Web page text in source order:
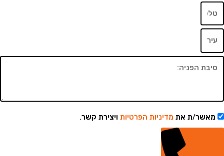
ת אתמדיניות הפרטיותויצירת קשר.